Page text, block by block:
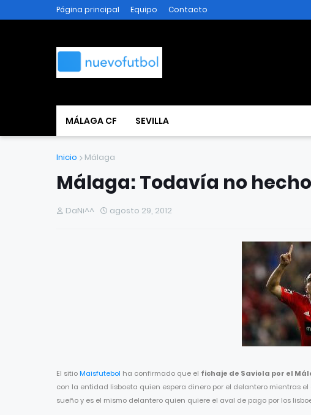
Página principal Equipo Contacto
MÁLAGA CF SEVILLA
Inicio Málaga
Málaga: Todavía no
DaNi^^ agosto 29, 2012
El sitioMaisfutebol ha confirmado que el fichaje de Saviola por el
con la entidad lisboeta quien espera dinero por el delantero mientras
sueño y es el mismo delantero quien quiere el aval de pago por los